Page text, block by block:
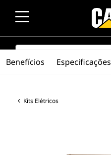
SEARCH
Kits Elétricos
Benefícios Especificações